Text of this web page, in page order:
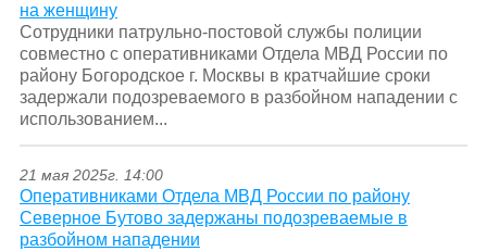
на женщину
Сотрудники патрульно-постовой службы полиции
совместно с оперативниками Отдела МВД России по
району Богородское г. Москвы в кратчайшие сроки
задержали подозреваемого в разбойном нападении с
использованием...
21 мая 2025г. 14:00
Оперативниками Отдела МВД России по району
Северное Бутово задержаны подозреваемые в
разбойном нападении